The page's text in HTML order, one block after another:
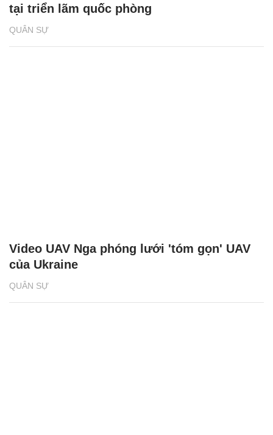
QUÂN SỰ
tại triển lãm quốc phòng
QUÂN SỰ
Video UAV Nga phóng lưới 'tóm gọn' UAV
của Ukraine